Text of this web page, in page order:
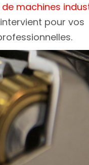
machines
intervient pour vos